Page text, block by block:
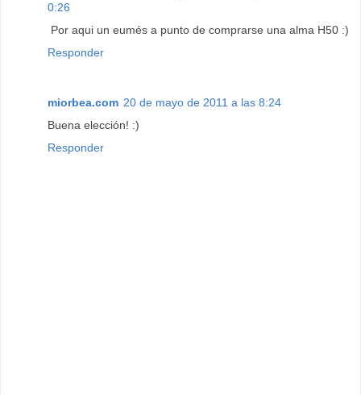
0:26
Por aqui un eumés a punto de comprarse una alma H50 :)
Responder
miorbea.com 20 de mayo de 2011 a las 8:24
Buena elección! :)
Responder